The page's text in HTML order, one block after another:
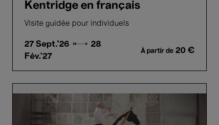
Kentridge en français
Visite guidée pour individuels
27 Sept.'26 → 28
Fév.'27
À partir de 20 €
Kentridge